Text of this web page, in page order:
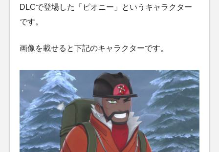
DLCで登場した「ピオニー」というキャラクター
です。
画像を載せると下記のキャラクターです。